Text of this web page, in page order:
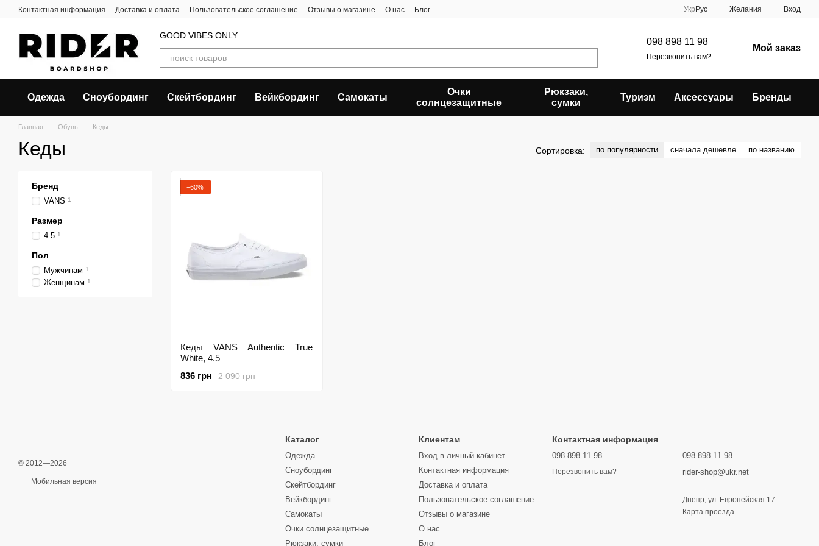
Перейти к основному контенту
Контактная информация Доставка и оплата Пользовательское соглашение Отзывы о магазине О нас Блог Укр Рус Желания Вход
GOOD VIBES ONLY
098 898 11 98
Перезвонить вам?
Мой заказ
Одежда Сноубординг Скейтбординг Вейкбординг Самокаты
Очки
солнцезащитные
Рюкзаки,
сумки
Туризм Аксессуары Бренды
Главная Обувь Кеды
Кеды Сортировка: по популярности сначала дешевле по названию
−60%
Кеды VANS Authentic True
White, 4.5
2 090 грн
836 грн
Бренд
VANS 1
Размер
4.5 1
Пол
Мужчинам 1
Женщинам 1
© 2012—2026
Мобильная версия
Каталог
Одежда
Сноубординг
Скейтбординг
Вейкбординг
Самокаты
Очки солнцезащитные
Рюкзаки, сумки
Клиентам
Вход в личный кабинет
Контактная информация
Доставка и оплата
Пользовательское соглашение
Отзывы о магазине
О нас
Блог
Контактная информация
098 898 11 98
Перезвонить вам?
098 898 11 98
rider-shop@ukr.net
Днепр, ул. Европейская 17
Карта проезда